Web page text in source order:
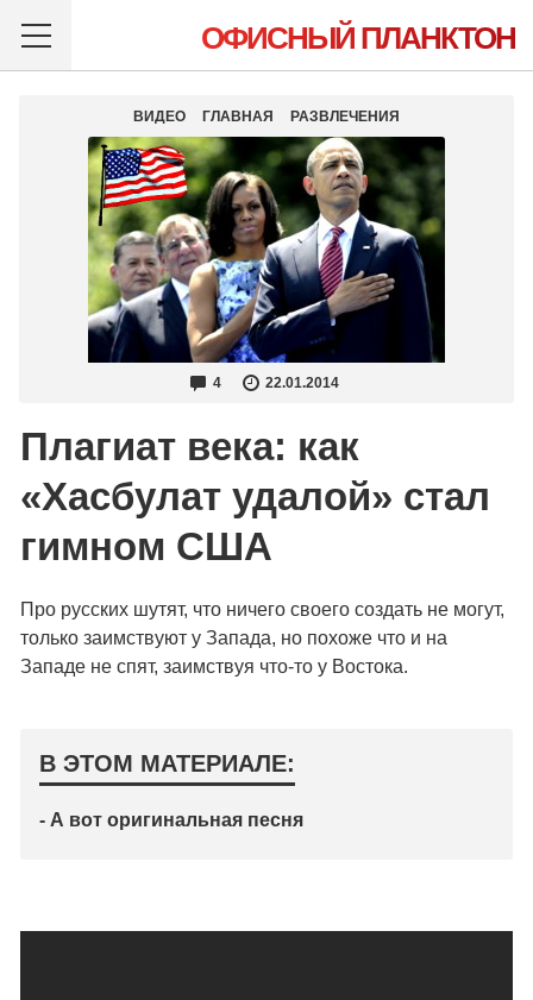
ОФИСНЫЙ ПЛАНКТОН
ВИДЕО ГЛАВНАЯ РАЗВЛЕЧЕНИЯ
4 22.01.2014
Плагиат века: как
«Хасбулат удалой» стал
гимном США
Про русских шутят, что ничего своего создать не могут,
только заимствуют у Запада, но похоже что и на
Западе не спят, заимствуя что-то у Востока.
В ЭТОМ МАТЕРИАЛЕ:
- А вот оригинальная песня